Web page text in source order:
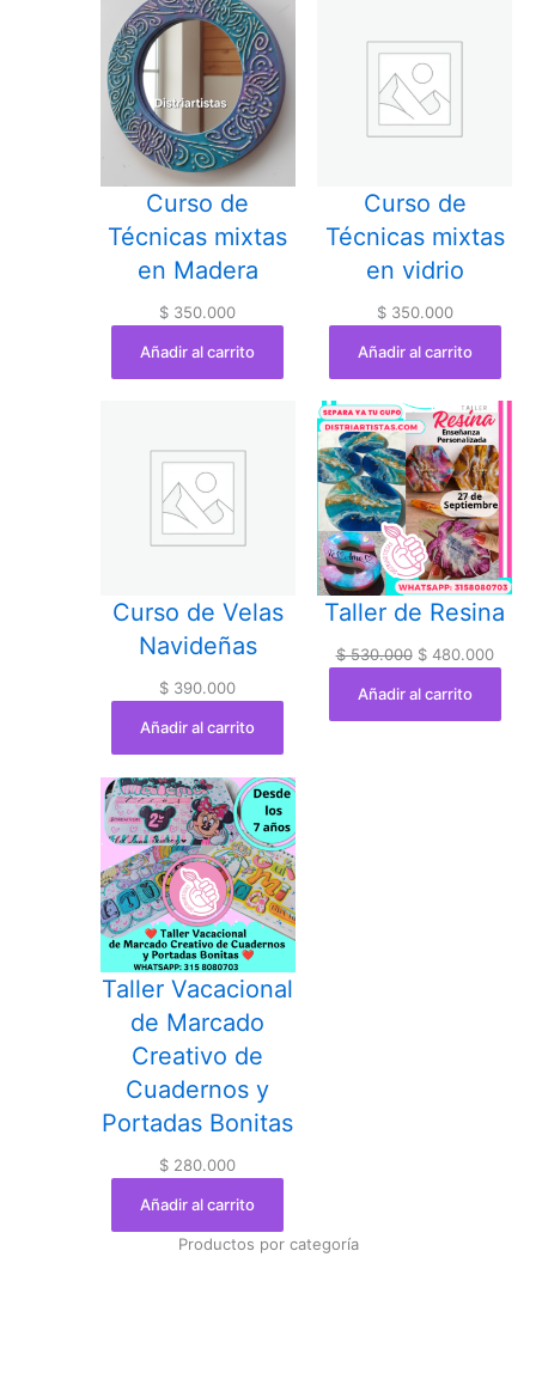
Curso de
Técnicas mixtas
en Madera
$ 350.000
Añadir al carrito
Curso de
Técnicas mixtas
en vidrio
$350.000
Añadir al carrito
Curso de Velas
Navideñas
$ 390.000
Añadir al carrito
Taller de Resina
$530.000 Original
was:
$480.000
Añadir al carrito
Taller Vacacional
de Marcado
Creativo de
Cuadernos y
Portadas Bonitas
$ 280.000
Añadir al carrito
Productos por categoría